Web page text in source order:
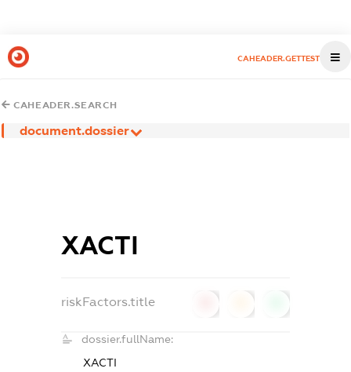
CAHEADER.GETTEST
CAHEADER.SEARCH
document.dossier
ХАСТІ
riskFactors.title
dossier.fullName:
ХАСТІ